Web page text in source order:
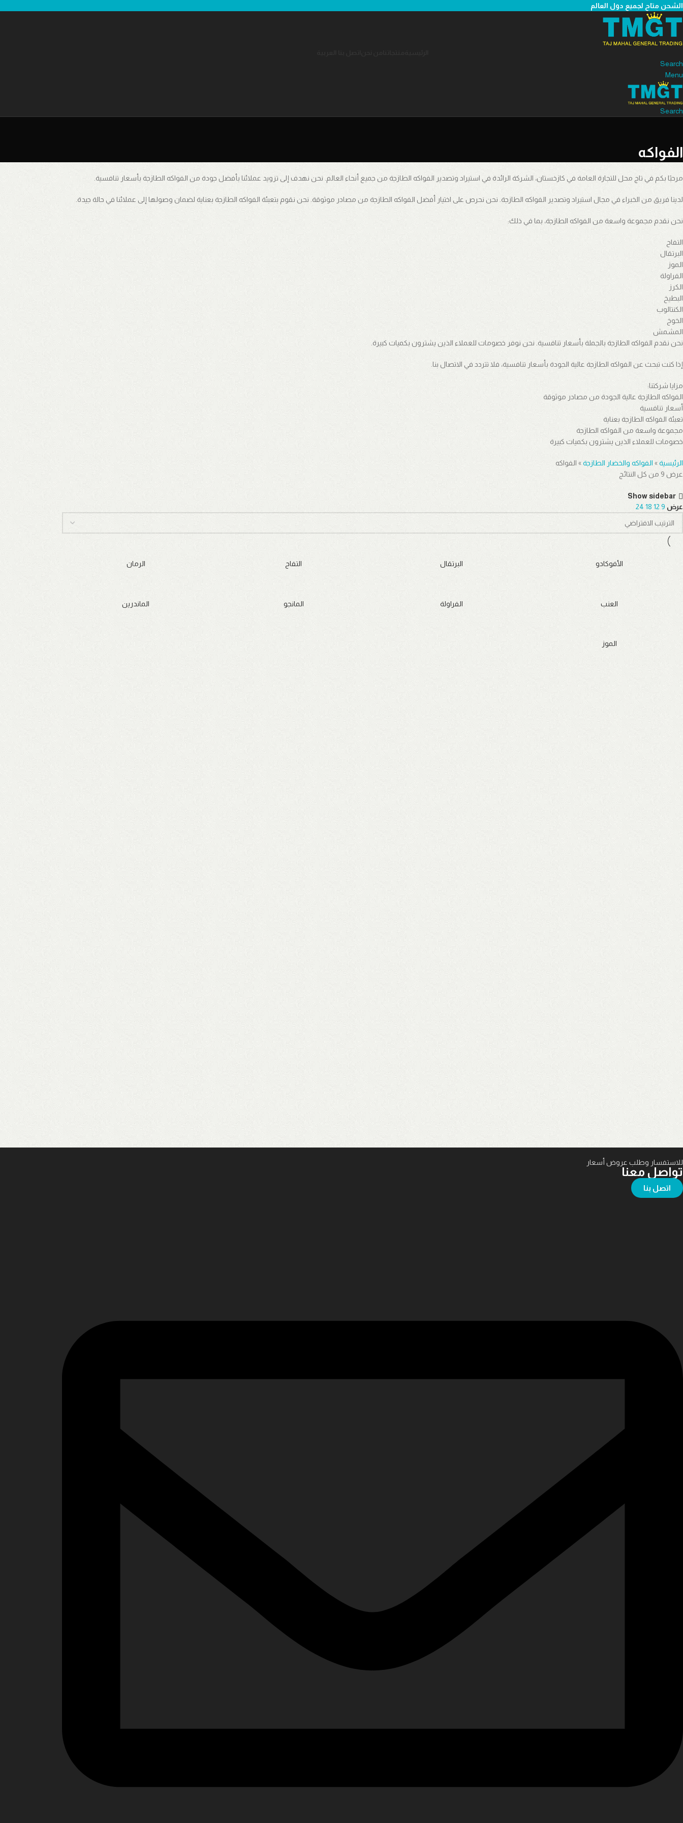
الشحن متاح لجميع دول العالم
Search
Menu
Search
الفواكه
مرحبًا بكم في تاج محل للتجارة العامة في كازخستان، الشركة الرائدة في استيراد وتصدير الفواكه الطازجة من جميع أنحاء العالم. نحن نهدف إلى تزويد عملائنا بأفضل جودة من الفواكه الطازجة بأسعار تنافسية.
لدينا فريق من الخبراء في مجال استيراد وتصدير الفواكه الطازجة. نحن نحرص على اختيار أفضل الفواكه الطازجة من مصادر موثوقة. نحن نقوم بتعبئة الفواكه الطازجة بعناية لضمان وصولها إلى عملائنا في حالة جيدة.
نحن نقدم مجموعة واسعة من الفواكه الطازجة، بما في ذلك:
التفاح
البرتقال
الموز
الفراولة
الكرز
البطيخ
الكنتالوب
الخوخ
المشمش
نحن نقدم الفواكه الطازجة بالجملة بأسعار تنافسية. نحن نوفر خصومات للعملاء الذين يشترون بكميات كبيرة.
إذا كنت تبحث عن الفواكه الطازجة عالية الجودة بأسعار تنافسية، فلا تتردد في الاتصال بنا.
مزايا شركتنا:
الفواكه الطازجة عالية الجودة من مصادر موثوقة
أسعار تنافسية
تعبئة الفواكه الطازجة بعناية
مجموعة واسعة من الفواكه الطازجة
خصومات للعملاء الذين يشترون بكميات كبيرة
الرئيسية» الفواكه والخضار الطازجة» الفواكه
عرض ⁦9⁩ من كل النتائج
Show sidebar
عرض 9
12
18
24
الأفوكادو البرتقال التفاح الرمان
العنب الفراولة المانجو الماندرين
الموز
للاستفسار وطلب عروض أسعار
تواصل معنا
اتصل بنا